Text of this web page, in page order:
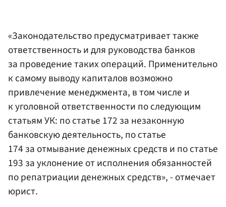
«Законодательство предусматривает также
ответственность и для руководства банков
за проведение таких операций. Применительно
к самому выводу капиталов возможно
привлечение менеджмента, в том числе и
к уголовной ответственности по следующим
статьям УК: по статье 172 за незаконную
банковскую деятельность, по статье
174 за отмывание денежных средств и по статье
193 за уклонение от исполнения обязанностей
по репатриации денежных средств», - отмечает
юрист.